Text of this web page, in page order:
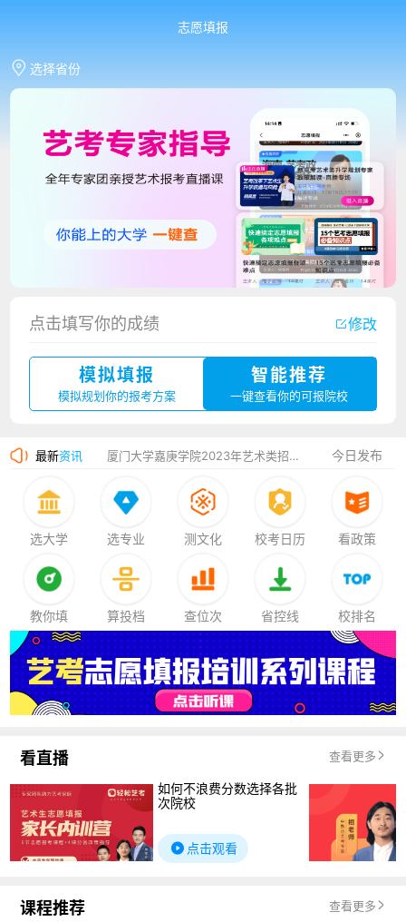
志愿填报
选择省份
点击填写你的成绩 修改
模拟填报
模拟规划你的报考方案
智能推荐
一键查看你的可报院校
最新资讯
香港中文大学（深圳）2023年夏季高考招生简章
湛江幼儿师范专科学校2023年夏季高考招生简章
厦门大学嘉庚学院2023年艺术类招生简章 今日发布
选大学 选专业 测文化 校考日历 看政策
教你填 算投档 查位次 省控线 校排名
看直播 查看更多
如何不浪费分数选择各批
次院校
点击观看
课程推荐 查看更多